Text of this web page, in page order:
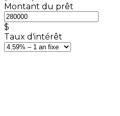
Montant du prêt
$
Taux d'intérêt